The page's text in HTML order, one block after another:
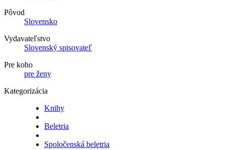
Pôvod
Slovensko
Vydavateľstvo
Slovenský spisovateľ
Pre koho
pre ženy
Kategorizácia
Knihy
Beletria
Spoločenská beletria